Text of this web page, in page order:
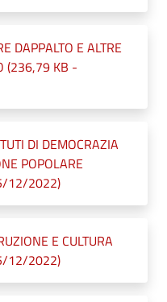
DAPPALTO E ALTRE
(236,79 KB -
DI DEMOCRAZIA
POPOLARE
12/2022)
E CULTURA
12/2022)